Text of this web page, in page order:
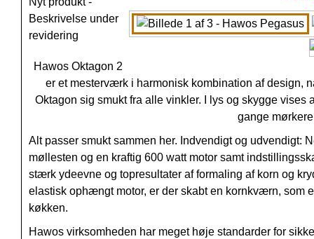
Beskrivelse under
revidering
Hawos Oktagon 2
er et mesterværk i harmonisk kombination af design,
Oktagon sig smukt fra alle vinkler. I lys og skygge
gange
Alt passer smukt sammen her. Indvendigt og udvendigt:
møllesten og en kraftig 600 watt motor samt
stærk ydeevne og topresultater af formaling af korn og
elastisk ophængt motor, er der skabt en kornkværn,
køkken.
Hawos virksomheden har meget høje standarder for